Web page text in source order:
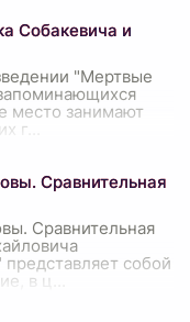
Собакевича и
"Мертвые
место занимают
г
Сравнительная
Сравнительная
собой
в ц